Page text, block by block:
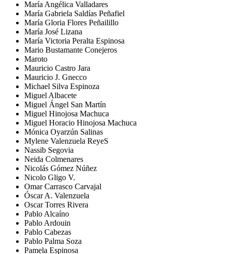
María Angélica Valladares
María Gabriela Saldías Peñafiel
María Gloria Flores Peñailillo
María José Lizana
María Victoria Peralta Espinosa
Mario Bustamante Conejeros
Maroto
Mauricio Castro Jara
Mauricio J. Gnecco
Michael Silva Espinoza
Miguel Albacete
Miguel Ángel San Martín
Miguel Hinojosa Machuca
Miguel Horacio Hinojosa Machuca
Mónica Oyarzún Salinas
Mylene Valenzuela ReyeS
Nassib Segovia
Neida Colmenares
Nicolás Gómez Núñez
Nicolo Gligo V.
Omar Carrasco Carvajal
Óscar A. Valenzuela
Oscar Torres Rivera
Pablo Alcaíno
Pablo Ardouin
Pablo Cabezas
Pablo Palma Soza
Pamela Espinosa